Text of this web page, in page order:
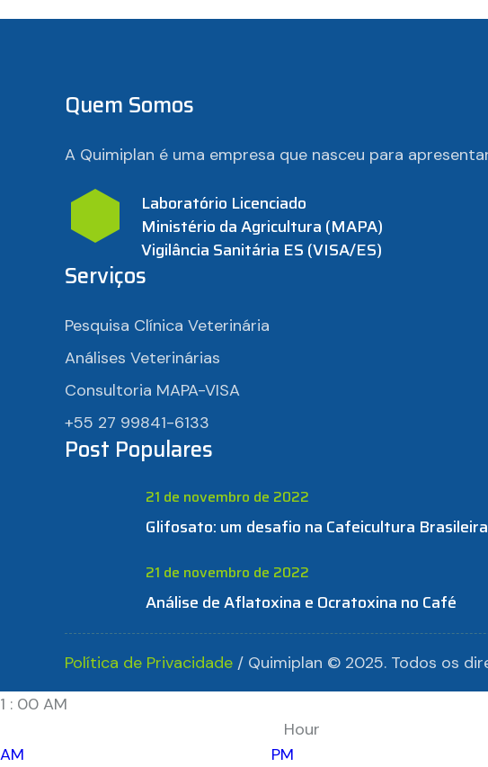
Quem Somos
A Quimiplan é uma empresa que nasceu para
Laboratório Licenciado
Ministério da Agricultura (MAPA)
Vigilância Sanitária ES (VISA/ES)
Serviços
Pesquisa Clínica Veterinária
Análises Veterinárias
Consultoria MAPA-VISA
+55 27 99841-6133
Post Populares
21 de novembro de 2022
Glifosato: um desafio na Cafeicultura Brasileira
21 de novembro de 2022
Análise de Aflatoxina e Ocratoxina no Café
Política de Privacidade / Quimiplan © 2025. Todos os
1 : 00 AM
Hour
AM
PM